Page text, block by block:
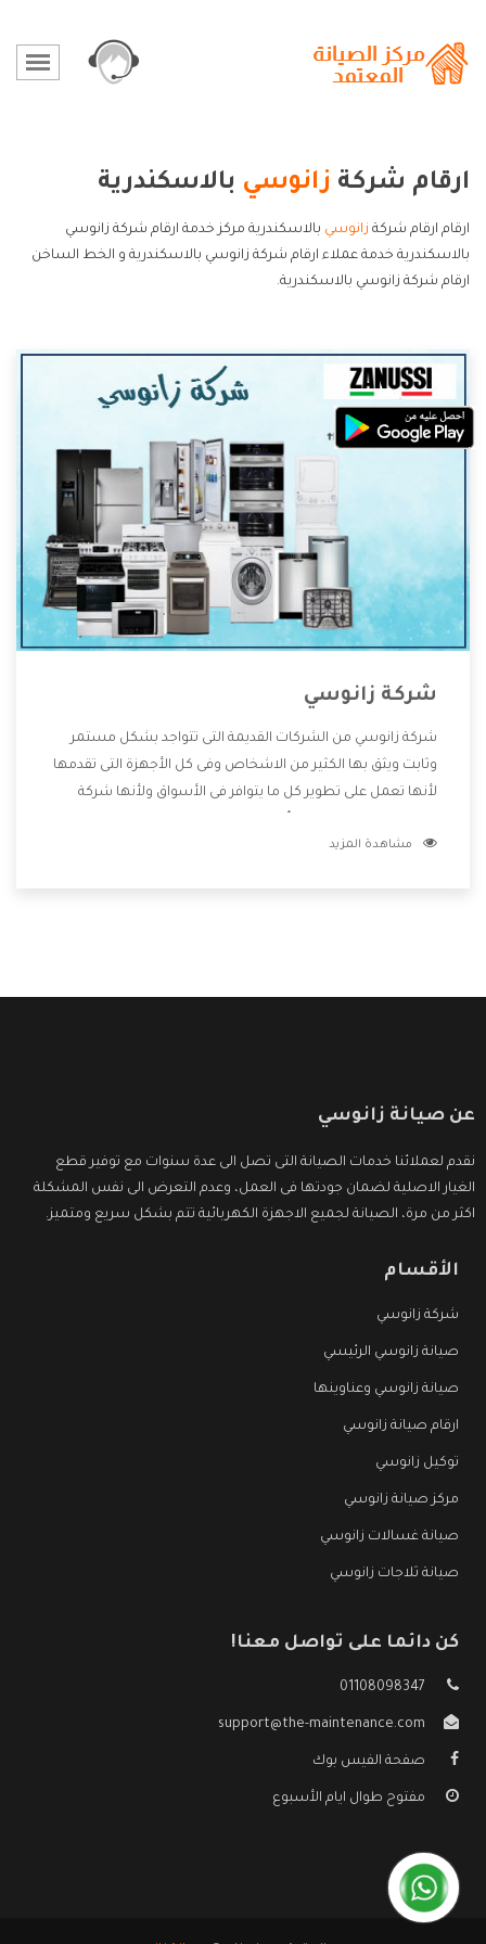
ارقام شركة زانوسي بالاسكندرية
ارقام ارقام شركة زانوسي بالاسكندرية مركز خدمة ارقام شركة زانوسي
بالاسكندرية خدمة عملاء ارقام شركة زانوسي بالاسكندرية و الخط الساخن
ارقام شركة زانوسي بالاسكندرية.
شركة زانوسي
شركة زانوسي من الشركات القديمة التى تتواجد بشكل مستمر
وثابت ويثق بها الكثير من الاشخاص وفى كل الأجهزة التى تقدمها
لأنها تعمل على تطوير كل ما يتوافر فى الأسواق ولأنها شركة
وتقدم للعملاء أقوى العروض والخصومات التى تسهل على
مشاهدة المزيد
عن صيانة زانوسي
نقدم لعملائنا خدمات الصيانة التى تصل الى عدة سنوات مع توفير قطع
الغيار الاصلية لضمان جودتها فى العمل، وعدم التعرض الى نفس المشكلة
اكثر من مرة، الصيانة لجميع الاجهزة الكهربائية تتم بشكل سريع ومتميز.
الأقسام
شركة زانوسي
صيانة زانوسي الرئيسي
صيانة زانوسي وعناوينها
ارقام صيانة زانوسي
توكيل زانوسي
مركز صيانة زانوسي
صيانة غسالات زانوسي
صيانة ثلاجات زانوسي
كن دائما على تواصل معنا!
01108098347
support@the-maintenance.com
صفحة الفيس بوك
مفتوح طوال ايام الأسبوع